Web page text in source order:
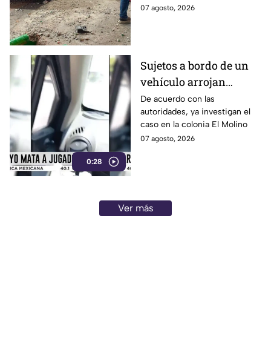
Carrizalito, Irapuato
07 agosto, 2026
0:28
Sujetos a bordo de un
vehículo arrojan
objetos peatones y
ciclistas en este punto
en León
De acuerdo con las
autoridades, ya investigan el
caso en la colonia El Molino
07 agosto, 2026
Ver más